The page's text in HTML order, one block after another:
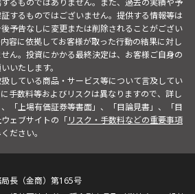
するものではございません。提供する情報等は
予告なしに変更または削除されることがござい
容に依拠してお客様が取った行動の結果に対し
ん。投資にかかる最終決定は、お客様ご自身の
いたします。
している商品・サービス等について言及してい
手数料等およびリスクは異なりますので、詳し
「上場有価証券等書面」、「目論見書」、「目
ェブサイトの「リスク・手数料などの重要事項
ださい。
長（金商）第165号